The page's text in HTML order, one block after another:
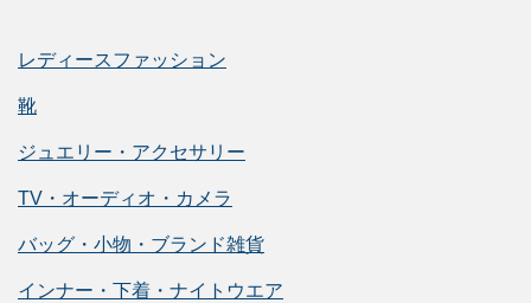
レディースファッション
靴
ジュエリー・アクセサリー
TV・オーディオ・カメラ
バッグ・小物・ブランド雑貨
インナー・下着・ナイトウエア